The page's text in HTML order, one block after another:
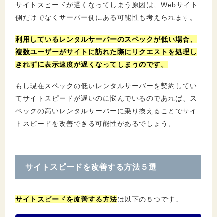
サイトスピードが遅くなってしまう原因は、Webサイト
側だけでなくサーバー側にある可能性も考えられます。
利用しているレンタルサーバーのスペックが低い場合、
複数ユーザーがサイトに訪れた際にリクエストを処理し
きれずに表示速度が遅くなってしまうのです。
もし現在スペックの低いレンタルサーバーを契約してい
てサイトスピードが遅いのに悩んでいるのであれば、ス
ペックの高いレンタルサーバーに乗り換えることでサイ
トスピードを改善できる可能性があるでしょう。
サイトスピードを改善する方法５選
サイトスピードを改善する方法は以下の５つです。